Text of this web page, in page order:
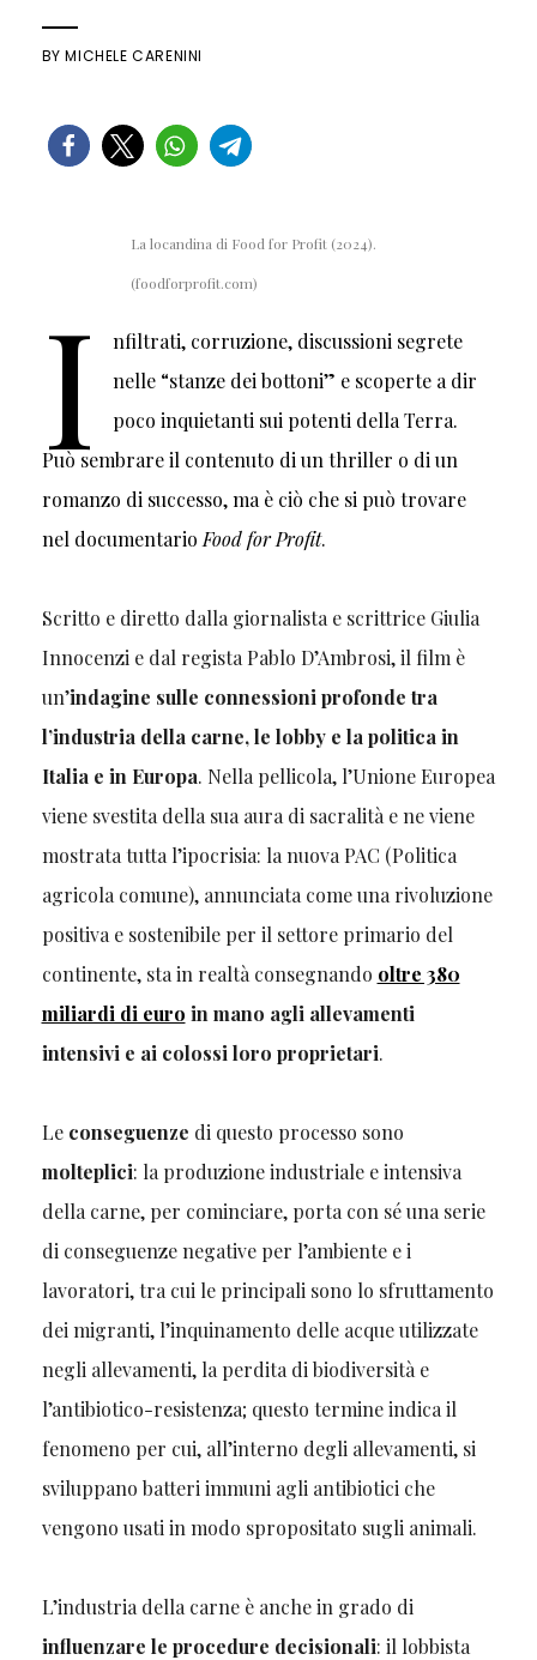
BYMICHELE CARENINI
La locandina di Food for Profit (2024).
(foodforprofit.com)
I
nfiltrati, corruzione, discussioni segrete
nelle “stanze dei bottoni” e scoperte a dir
poco inquietanti sui potenti della Terra.
Può sembrare il contenuto di un thriller o di un
romanzo di successo, ma è ciò che si può trovare
nel documentario Food for Profit.
Scritto e diretto dalla giornalista e scrittrice Giulia
Innocenzi e dal regista Pablo D’Ambrosi, il film è
un’indagine sulle connessioni profonde tra
l’industria della carne, le lobby e la politica in
Italia e in Europa. Nella pellicola, l’Unione Europea
viene svestita della sua aura di sacralità e ne viene
mostrata tutta l’ipocrisia: la nuova PAC (Politica
agricola comune), annunciata come una rivoluzione
positiva e sostenibile per il settore primario del
continente, sta in realtà consegnando oltre 380
miliardi di euro in mano agli allevamenti
intensivi e ai colossi loro proprietari.
Le conseguenze di questo processo sono
molteplici: la produzione industriale e intensiva
della carne, per cominciare, porta con sé una serie
di conseguenze negative per l’ambiente e i
lavoratori, tra cui le principali sono lo sfruttamento
dei migranti, l’inquinamento delle acque utilizzate
negli allevamenti, la perdita di biodiversità e
l’antibiotico-resistenza; questo termine indica il
fenomeno per cui, all’interno degli allevamenti, si
sviluppano batteri immuni agli antibiotici che
vengono usati in modo spropositato sugli animali.
L’industria della carne è anche in grado di
influenzare le procedure decisionali: il lobbista